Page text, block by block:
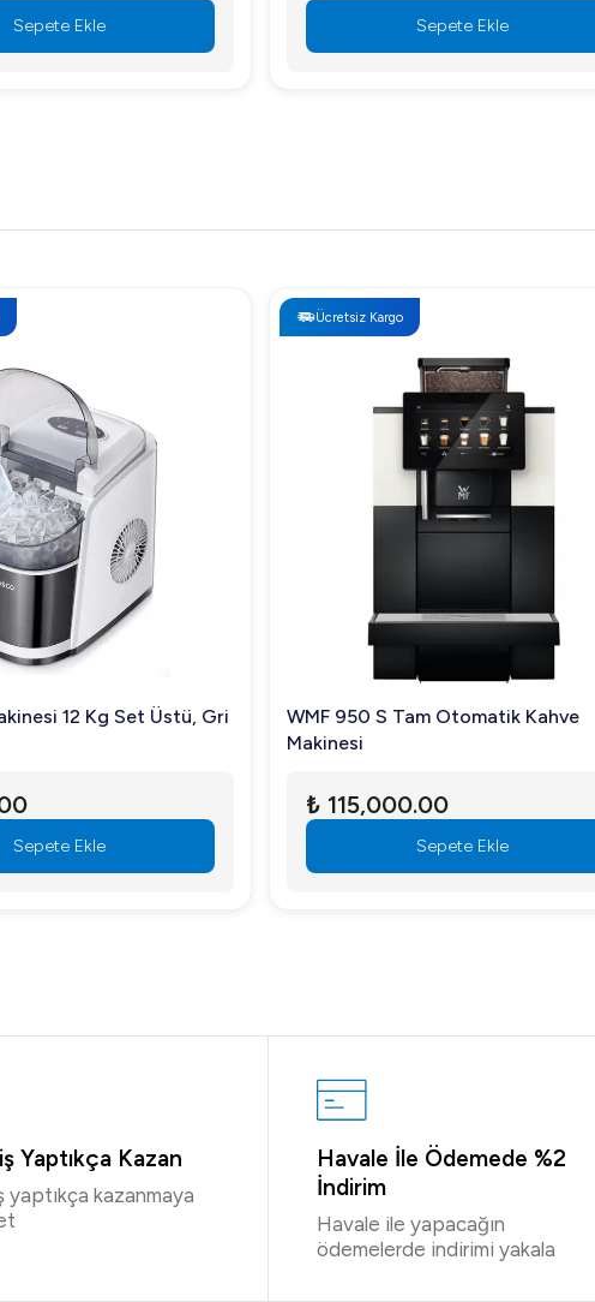
kolaylığı sağlar.
Sepete Ekle Sepete Ekle
12 Kg Set Üstü, Gri
Sepete Ekle
Ücretsiz Kargo
WMF 950 S Tam Otomatik Kahve
Makinesi
₺ 115,000.00
Sepete Ekle
Yaptıkça Kazan
yaptıkça kazanmaya
Havale İle Ödemede %2
İndirim
Havale ile yapacağın
ödemelerde indirimi yakala